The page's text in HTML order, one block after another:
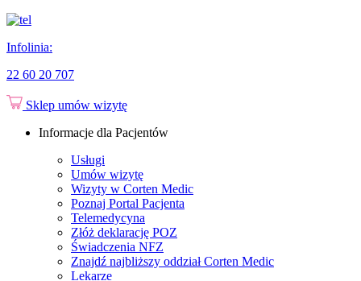
Infolinia:
22 60 20 707
Sklep umów wizytę
Informacje dla Pacjentów
Usługi
Umów wizytę
Wizyty w Corten Medic
Poznaj Portal Pacjenta
Telemedycyna
Złóż deklarację POZ
Świadczenia NFZ
Znajdź najbliższy oddział Corten Medic
Lekarze